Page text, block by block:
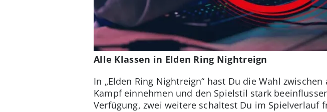
Alle Klassen in Elden Ring Nightreign
In „Elden Ring Nightreign“ hast Du die Wahl
Kampf einnehmen und den Spielstil stark
Verfügung, zwei weitere schaltest Du im Spielverlauf